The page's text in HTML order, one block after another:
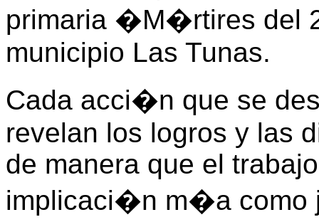
primaria �M�rtires del
municipio Las Tunas.
Cada acci�n que se
revelan los logros y las
de manera que el
implicaci�n m�a como